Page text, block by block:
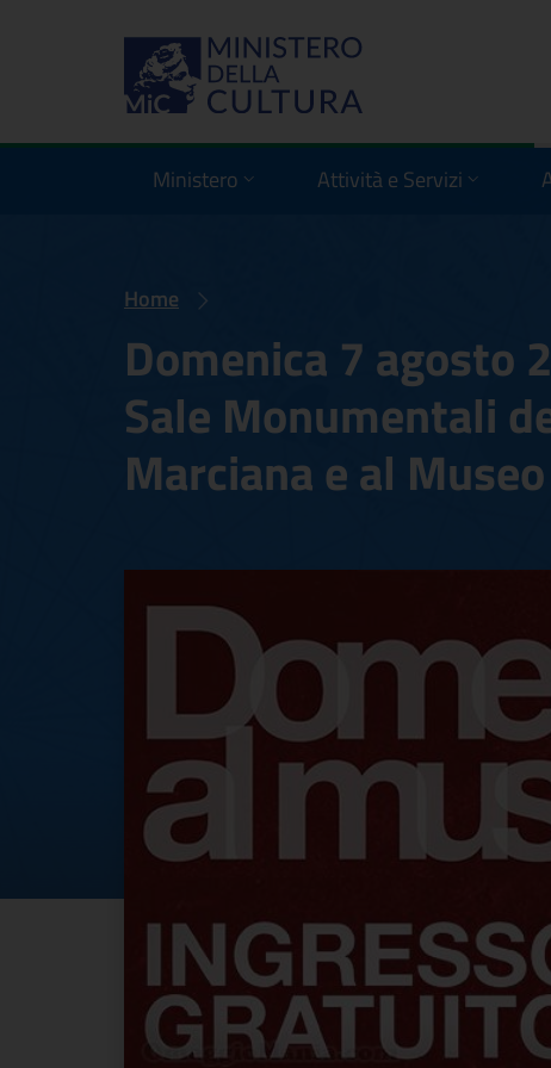
Ministero Attività e Servizi
Home
Domenica 7 agosto
Sale Monumentali
Marciana e al
Domenica 7